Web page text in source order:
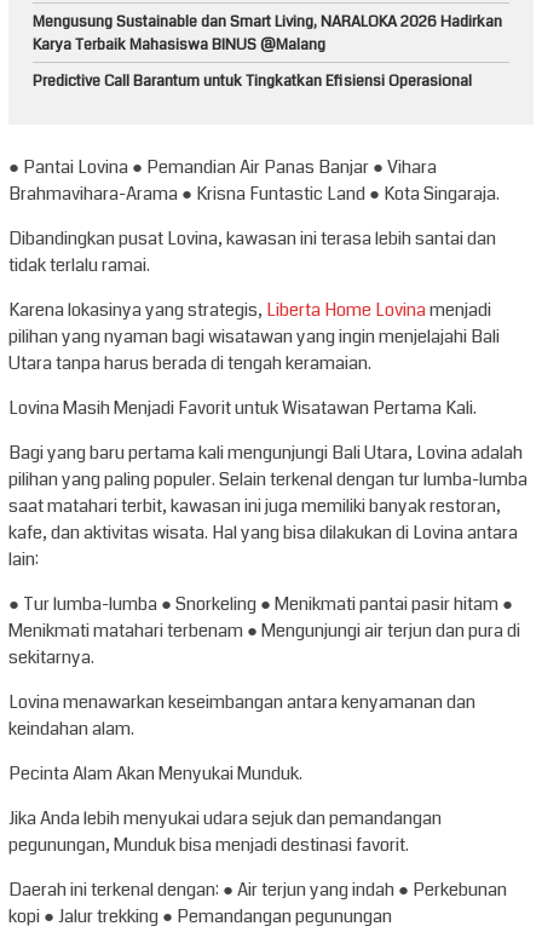
Mengusung Sustainable dan Smart Living, NARALOKA 2026 Hadirkan
Karya Terbaik Mahasiswa BINUS @Malang
Predictive Call Barantum untuk Tingkatkan Efisiensi Operasional
● Pantai Lovina ● Pemandian Air Panas Banjar ● Vihara
Brahmavihara-Arama ● Krisna Funtastic Land ● Kota Singaraja.
Dibandingkan pusat Lovina, kawasan ini terasa lebih santai dan
tidak terlalu ramai.
Karena lokasinya yang strategis, Liberta Home Lovinamenjadi
pilihan yang nyaman bagi wisatawan yang ingin menjelajahi Bali
Utara tanpa harus berada di tengah keramaian.
Lovina Masih Menjadi Favorit untuk Wisatawan Pertama Kali.
Bagi yang baru pertama kali mengunjungi Bali Utara, Lovina adalah
pilihan yang paling populer. Selain terkenal dengan tur lumba-lumba
saat matahari terbit, kawasan ini juga memiliki banyak restoran,
kafe, dan aktivitas wisata. Hal yang bisa dilakukan di Lovina antara
lain:
● Tur lumba-lumba ● Snorkeling ● Menikmati pantai pasir hitam ●
Menikmati matahari terbenam ● Mengunjungi air terjun dan pura di
sekitarnya.
Lovina menawarkan keseimbangan antara kenyamanan dan
keindahan alam.
Pecinta Alam Akan Menyukai Munduk.
Jika Anda lebih menyukai udara sejuk dan pemandangan
pegunungan, Munduk bisa menjadi destinasi favorit.
Daerah ini terkenal dengan: ● Air terjun yang indah ● Perkebunan
kopi ● Jalur trekking ● Pemandangan pegunungan